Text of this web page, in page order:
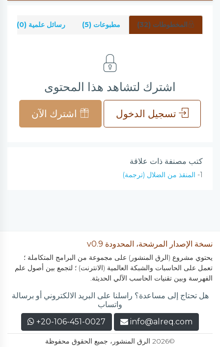
المخطوطات (32) مطبوعات (5) رسائل علمية (0)
اشترك لتشاهد هذا المحتوى
تسجيل الدخول اشترك الآن
كتب مصنفة ذات علاقة
1- المنقذ من الضلال (ترجمة)
نسخة الإصدار المرشحة، المحدودة v0.9
يحتوي مشروع (الرق المنشور) على مجموعة من البرامج المتكاملة ؛
تعمل على الحاسبات والشبكة العالمية (الانترنت) ؛ لتجمع بين أصول علم
الفهرسة وبين تقنيات الحاسب الآلي الحديثة.
هل تحتاج إلى مساعدة؟ راسلنا على البريد الالكتروني أو برسالة
واتساب
info@alreq.com
+20-106-451-0027
©2026 الرق المنشور، جميع الحقوق محفوظة